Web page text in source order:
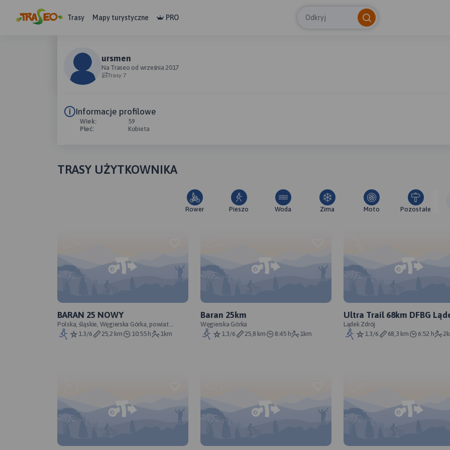
Trasy Mapy turystyczne PRO Odkryj
ursmen
Na Traseo od września 2017
Trasy 7
Informacje profilowe
Wiek:
59
Płeć:
Kobieta
TRASY UŻYTKOWNIKA
Rower Pieszo Woda Zima Moto Pozostałe
BARAN 25 NOWY
Polska, śląskie, Węgierska Górka, powiat
żywiecki, Zewnętrzne Karpaty Zachodnie,
Karpaty Zachodnie
1.3/6 25,2 km 10:55 h 1km
Baran 25km
Węgierska Górka
1.3/6
25,8 km 8:45 h 1km
Ultra Trail 68km DFBG
Zdrój
Lądek Zdrój
1.3/6
68,3 km 6:52 h